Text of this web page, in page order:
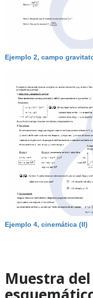
Ejemplo 2, campo
Ejemplo 4, cinemática (II)
Muestra